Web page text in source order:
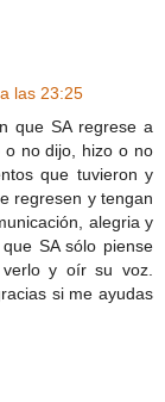
las 23:25
que SA regrese a
o no dijo, hizo o no
que tuvieron y
regresen y tengan
alegria y
SA sólo piense
y oír su voz.
si me ayudas